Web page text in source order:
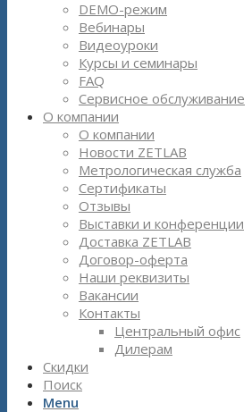
DEMO-режим
Вебинары
Видеоуроки
Курсы и семинары
FAQ
Сервисное обслуживание
О компании
О компании
Новости ZETLAB
Метрологическая служба
Сертификаты
Отзывы
Выставки и конференции
Доставка ZETLAB
Договор-оферта
Наши реквизиты
Вакансии
Контакты
Центральный офис
Дилерам
Скидки
Поиск
Menu